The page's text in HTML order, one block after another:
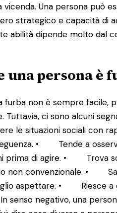
vicenda. Una persona può
strategico e capacità di
abilità dipende molto dal
una persona è
furba non è sempre facile,
Tuttavia, ci sono alcuni
le situazioni sociali con
• Tende a
prima di agire. • Trova
non convenzionale. •
aspettare. • Riesce a
senso negativo, una